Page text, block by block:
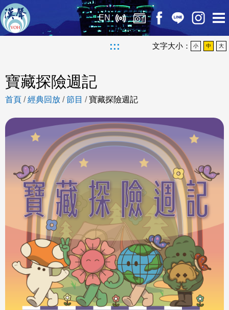
EN
::: 文字大小： 小 中 大
寶藏探險週記
首頁 /經典回放 /節目 /寶藏探險週記